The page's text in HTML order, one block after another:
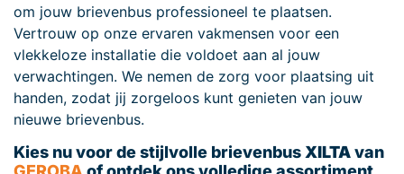
om jouw brievenbus professioneel te plaatsen.
Vertrouw op onze ervaren vakmensen voor een
vlekkeloze installatie die voldoet aan al jouw
verwachtingen. We nemen de zorg voor plaatsing uit
handen, zodat jij zorgeloos kunt genieten van jouw
nieuwe brievenbus.
Kies nu voor de stijlvolle brievenbus XILTAvan